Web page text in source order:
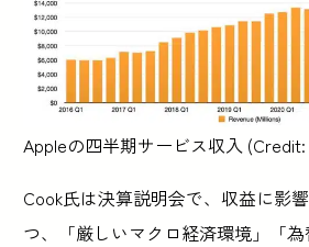
Appleの四半期サービス収入
Cook氏は決算説明会で、収益に影
つ、「厳しいマクロ経済環境」「